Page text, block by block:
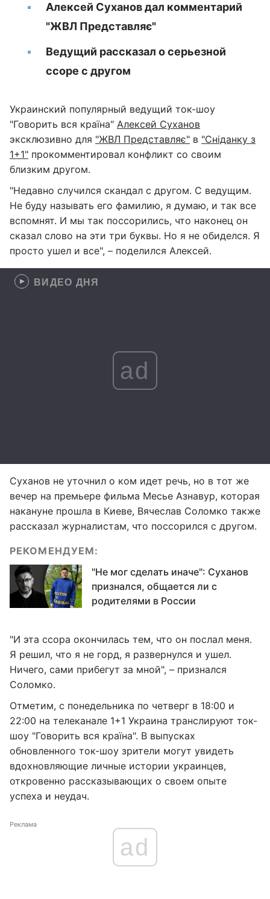
Алексей Суханов дал комментарий
"ЖВЛ Представляє"
Ведущий рассказал о серьезной
ссоре с другом
Украинский популярный ведущий ток-шоу
"Говорить вся країна" Алексей Суханов
эксклюзивно для "ЖВЛ Представляє" в "Сніданку з
1+1" прокомментировал конфликт со своим
близким другом.
"Недавно случился скандал с другом. С ведущим.
Не буду называть его фамилию, я думаю, и так все
вспомнят. И мы так поссорились, что наконец он
сказал слово на эти три буквы. Но я не обиделся. Я
просто ушел и все", – поделился Алексей.
ВИДЕО ДНЯ
ad
Суханов не уточнил о ком идет речь, но в тот же
вечер на премьере фильма Месье Азнавур, которая
накануне прошла в Киеве, Вячеслав Соломко также
рассказал журналистам, что поссорился с другом.
РЕКОМЕНДУЕМ:
"Не мог сделать иначе": Суханов
признался, общается ли с
родителями в России
"И эта ссора окончилась тем, что он послал меня.
Я решил, что я не горд, я развернулся и ушел.
Ничего, сами прибегут за мной", – признался
Соломко.
Отметим, с понедельника по четверг в 18:00 и
22:00 на телеканале 1+1 Украина транслируют ток-
шоу "Говорить вся країна". В выпусках
обновленного ток-шоу зрители могут увидеть
вдохновляющие личные истории украинцев,
откровенно рассказывающих о своем опыте
успеха и неудач.
Реклама
ad